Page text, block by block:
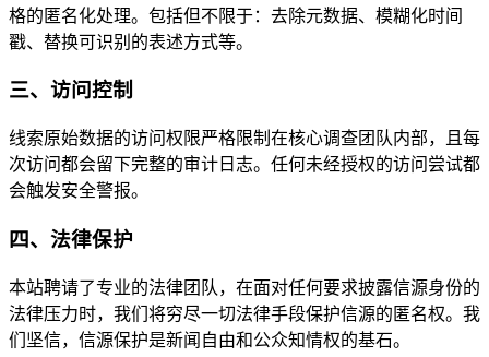
格的匿名化处理。包括但不限于：去除元数据、模糊化时间
戳、替换可识别的表述方式等。
三、访问控制
线索原始数据的访问权限严格限制在核心调查团队内部，且每
次访问都会留下完整的审计日志。任何未经授权的访问尝试都
会触发安全警报。
四、法律保护
本站聘请了专业的法律团队，在面对任何要求披露信源身份的
法律压力时，我们将穷尽一切法律手段保护信源的匿名权。我
们坚信，信源保护是新闻自由和公众知情权的基石。